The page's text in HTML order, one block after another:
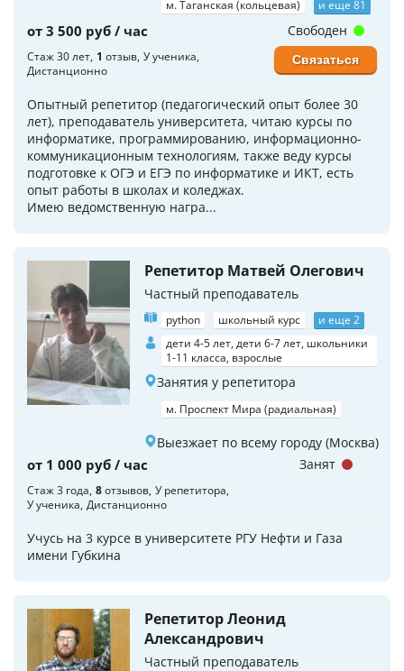
м. Таганская (кольцевая)
и еще 81
от 3 500 руб / час
Стаж 30 лет 1 отзыв У ученика
Дистанционно
Опытный репетитор (педагогический опыт более 30
лет), преподаватель университета, читаю курсы по
информатике, программированию, информационно-
коммуникационным технологиям, также веду курсы
подготовке к ОГЭ и ЕГЭ по информатике и ИКТ, есть
опыт работы в школах и коледжах.
Имею ведомственную награ...
Свободен
Связаться
Репетитор Матвей Олегович
Частный преподаватель
python школьный курс
и еще 2
дети 4-5 лет, дети 6-7 лет, школьники
1-11 класса, взрослые
Занятия у репетитора
м. Проспект Мира (радиальная)
Выезжает по всему городу (Москва)
от 1 000 руб / час
Стаж 3 года 8отзывов У репетитора
У ученика Дистанционно
Учусь на 3 курсе в университете РГУ Нефти и Газа
имени Губкина
Занят
Репетитор Леонид
Александрович
Частный преподаватель